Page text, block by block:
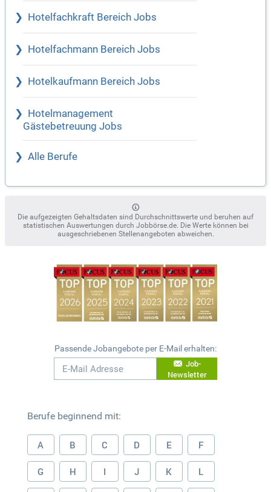
Hotelfachkraft Bereich Jobs
Hotelfachmann Bereich Jobs
Hotelkaufmann Bereich Jobs
Hotelmanagement
Gästebetreuung Jobs
Alle Berufe
Die aufgezeigten Gehaltsdaten sind Durchschnittswerte und beruhen auf
statistischen Auswertungen durch Jobbörse.de. Die Werte können bei
ausgeschriebenen Stellenangeboten abweichen.
Passende Jobangebote per E-Mail erhalten:
Job-
Newsletter
Berufe beginnend mit:
A B C D E F
G H I J K L